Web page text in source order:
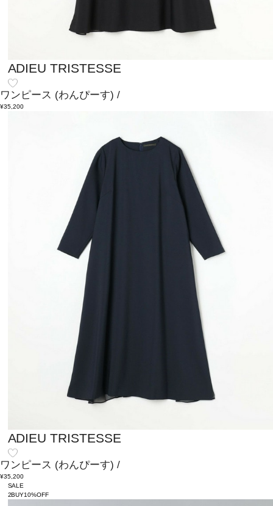
ADIEU TRISTESSE
ワンピース (わんぴーす) /
¥35,200
ADIEU TRISTESSE
ワンピース (わんぴーす) /
¥35,200
SALE
2BUY10%OFF